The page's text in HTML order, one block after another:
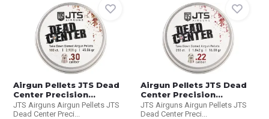
Airgun Pellets JTS Dead
Center Precision...
JTS Airguns Airgun Pellets JTS
Dead Center Preci...
Airgun Pellets JTS Dead
Center Precision...
JTS Airguns Airgun Pellets JTS
Dead Center Preci...